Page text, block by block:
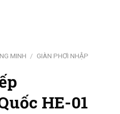
MINH / GIÀN PHƠI NHẬP
HE-01